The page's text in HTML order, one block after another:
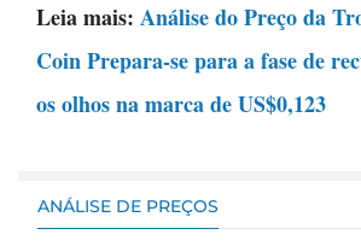
Leia mais: Análise do Preço da
Coin Prepara-se para a fase de
os olhos na marca de US$0,123
ANÁLISE DE PREÇOS